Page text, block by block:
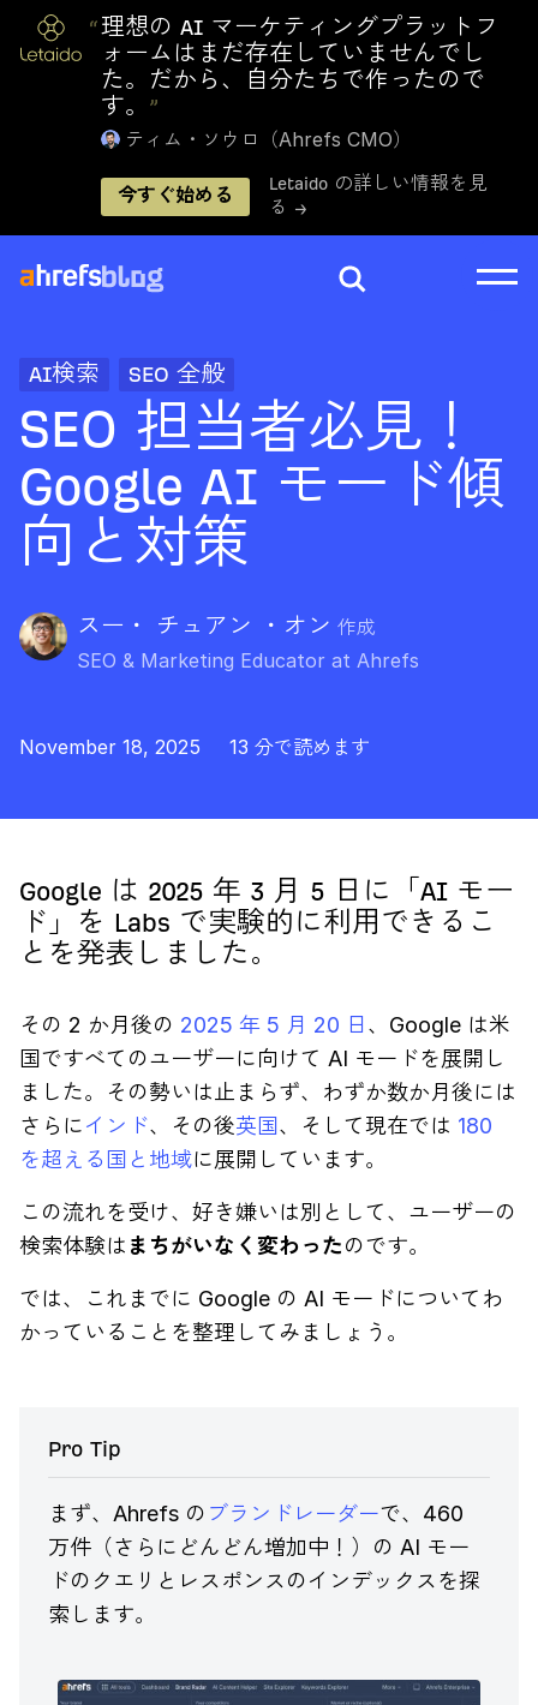
“理想の AI マーケティングプラットフ
ォームはまだ存在していませんでし
た。だから、自分たちで作ったので
す。 ”
ティム・ソウロ（Ahrefs CMO）
今すぐ始める
Letaido の詳しい情報を見
る →
AI検索 SEO 全般
SEO 担当者必見！
Google AI モード傾
向と対策
スー・ チュアン ・オン 作成
SEO & Marketing Educator at Ahrefs
November 18, 2025 13 分で読めます
Google は 2025 年 3 月 5 日に「AI モー
ド」を Labs で実験的に利用できるこ
とを発表しました。
その 2 か月後の 2025 年 5 月 20 日 、Google は米
国ですべてのユーザーに向けて AI モードを展開し
ました。その勢いは止まらず、わずか数か月後には
さらにインド、その後英国、そして現在では 180
を超える国と地域に展開しています。
この流れを受け、好き嫌いは別として、ユーザーの
検索体験は まちがいなく変わったのです。
では、これまでに Google の AI モードについてわ
かっていることを整理してみましょう。
Pro Tip
まず、Ahrefs の ブランドレーダーで、460
万件（さらにどんどん増加中！）の AI モー
ドのクエリとレスポンスのインデックスを探
索します。